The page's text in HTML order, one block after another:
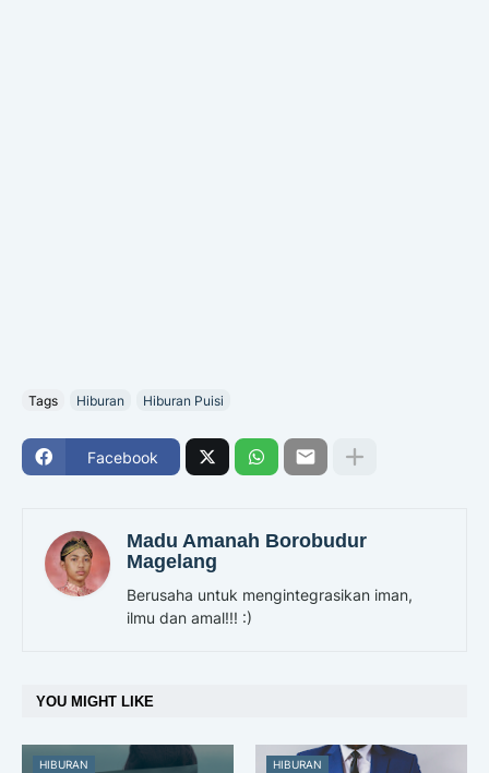
Tags Hiburan Hiburan Puisi
Facebook
Madu Amanah Borobudur
Magelang
Berusaha untuk mengintegrasikan iman,
ilmu dan amal!!! :)
YOU MIGHT LIKE
HIBURAN HIBURAN